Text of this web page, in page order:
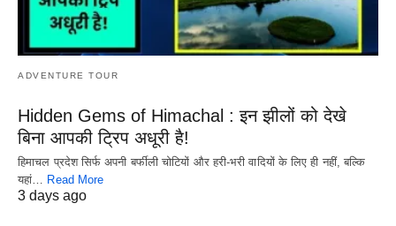
ADVENTURE TOUR
Hidden Gems of Himachal : इन झीलों को देखे
बिना आपकी ट्रिप अधूरी है!
हिमाचल प्रदेश सिर्फ अपनी बर्फीली चोटियों और हरी-भरी वादियों के लिए ही नहीं, बल्कि
यहां… Read More
3 days ago